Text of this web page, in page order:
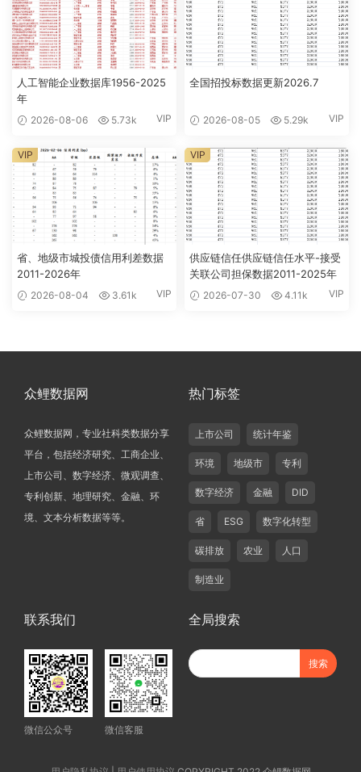
人工智能企业数据库1956-2025
年
2026-08-06 5.73k VIP
全国招投标数据更新2026.7
2026-08-05 5.29k VIP
省、地级市城投债信用利差数据
2011-2026年
2026-08-04 3.61k VIP
VIP
供应链信任供应链信任水平-接受
关联公司担保数据2011-2025年
2026-07-30 4.11k VIP
VIP
众鲤数据网
众鲤数据网，专业社科类数据分享
平台，包括经济研究、工商企业、
上市公司、数字经济、微观调查、
专利创新、地理研究、金融、环
境、文本分析数据等等。
热门标签
上市公司 统计年鉴
环境 地级市 专利
数字经济 金融 DID
省 ESG 数字化转型
碳排放 农业 人口
制造业
联系我们
微信公众号 微信客服
全局搜索